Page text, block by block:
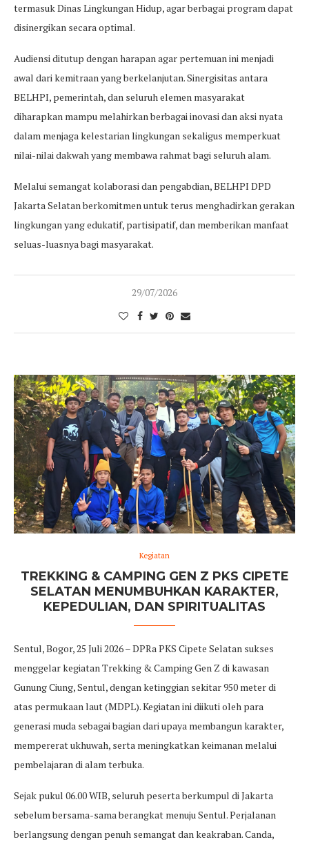
termasuk Dinas Lingkungan Hidup, agar berbagai program dapat
disinergikan secara optimal.
Audiensi ditutup dengan harapan agar pertemuan ini menjadi
awal dari kemitraan yang berkelanjutan. Sinergisitas antara
BELHPI, pemerintah, dan seluruh elemen masyarakat
diharapkan mampu melahirkan berbagai inovasi dan aksi nyata
dalam menjaga kelestarian lingkungan sekaligus memperkuat
nilai-nilai dakwah yang membawa rahmat bagi seluruh alam.
Melalui semangat kolaborasi dan pengabdian, BELHPI DPD
Jakarta Selatan berkomitmen untuk terus menghadirkan gerakan
lingkungan yang edukatif, partisipatif, dan memberikan manfaat
seluas-luasnya bagi masyarakat.
29/07/2026
Kegiatan
TREKKING & CAMPING GEN Z PKS CIPETE
SELATAN MENUMBUHKAN KARAKTER,
KEPEDULIAN, DAN SPIRITUALITAS
Sentul, Bogor, 25 Juli 2026 – DPRa PKS Cipete Selatan sukses
menggelar kegiatan Trekking & Camping Gen Z di kawasan
Gunung Ciung, Sentul, dengan ketinggian sekitar 950 meter di
atas permukaan laut (MDPL). Kegiatan ini diikuti oleh para
generasi muda sebagai bagian dari upaya membangun karakter,
mempererat ukhuwah, serta meningkatkan keimanan melalui
pembelajaran di alam terbuka.
Sejak pukul 06.00 WIB, seluruh peserta berkumpul di Jakarta
sebelum bersama-sama berangkat menuju Sentul. Perjalanan
berlangsung dengan penuh semangat dan keakraban. Canda,